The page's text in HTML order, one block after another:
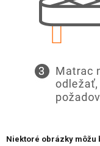
Niektoré obrázky môžu